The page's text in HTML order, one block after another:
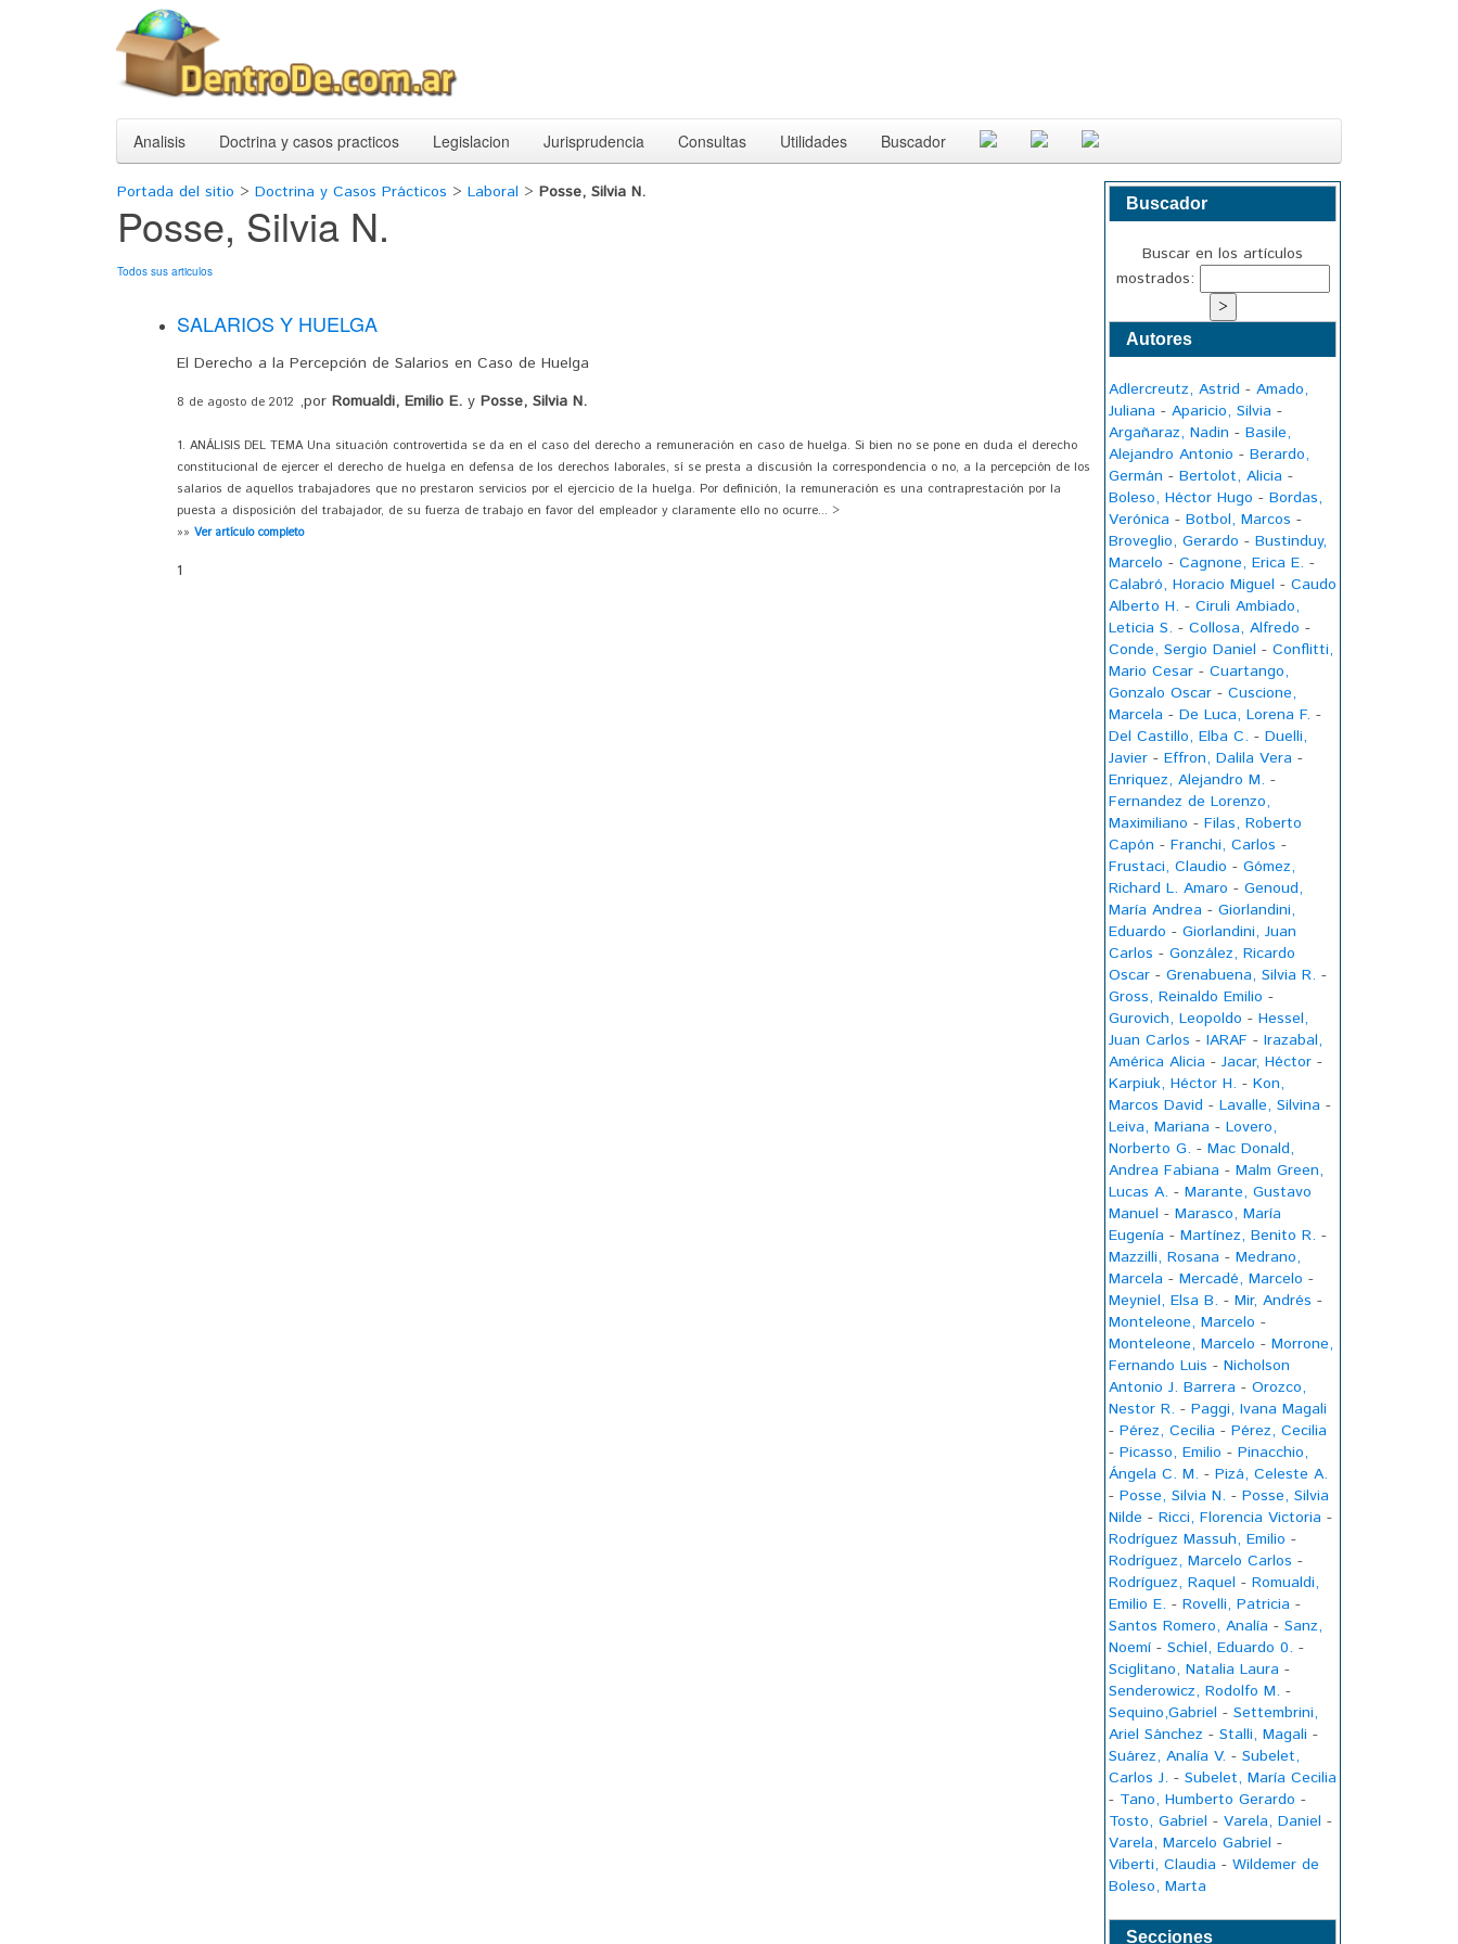
Analisis Doctrina y casos practicos Legislacion Jurisprudencia Consultas Utilidades Buscador
Portada del sitio > Doctrina y Casos Prácticos > Laboral > Posse, Silvia N.
Posse, Silvia N.
Todos sus articulos
SALARIOS Y HUELGA
El Derecho a la Percepción de Salarios en Caso de Huelga
8 de agosto de 2012 ,por Romualdi, Emilio E. y Posse, Silvia N.
1. ANÁLISIS DEL TEMA Una situación controvertida se da en el caso del derecho a remuneración en caso de huelga. Si bien no se pone en duda el derecho
constitucional de ejercer el derecho de huelga en defensa de los derechos laborales, sí se presta a discusión la correspondencia o no, a la percepción de los
salarios de aquellos trabajadores que no prestaron servicios por el ejercicio de la huelga. Por definición, la remuneración es una contraprestación por la
puesta a disposición del trabajador, de su fuerza de trabajo en favor del empleador y claramente ello no ocurre... >
»» Ver artículo completo
1
Buscador
Buscar en los artículos
mostrados:
Autores
Adlercreutz, Astrid - Amado,
Juliana - Aparicio, Silvia -
Argañaraz, Nadin - Basile,
Alejandro Antonio - Berardo,
Germán - Bertolot, Alicia -
Boleso, Héctor Hugo - Bordas,
Verónica - Botbol, Marcos -
Broveglio, Gerardo - Bustinduy,
Marcelo - Cagnone, Erica E. -
Calabró, Horacio Miguel - Caudo
Alberto H. - Ciruli Ambiado,
Leticia S. - Collosa, Alfredo -
Conde, Sergio Daniel - Conflitti,
Mario Cesar - Cuartango,
Gonzalo Oscar - Cuscione,
Marcela - De Luca, Lorena F. -
Del Castillo, Elba C. - Duelli,
Javier - Effron, Dalila Vera -
Enriquez, Alejandro M. -
Fernandez de Lorenzo,
Maximiliano - Filas, Roberto
Capón - Franchi, Carlos -
Frustaci, Claudio - Gómez,
Richard L. Amaro - Genoud,
María Andrea - Giorlandini,
Eduardo - Giorlandini, Juan
Carlos - González, Ricardo
Oscar - Grenabuena, Silvia R. -
Gross, Reinaldo Emilio -
Gurovich, Leopoldo - Hessel,
Juan Carlos - IARAF - Irazabal,
América Alicia - Jacar, Héctor -
Karpiuk, Héctor H. - Kon,
Marcos David - Lavalle, Silvina -
Leiva, Mariana - Lovero,
Norberto G. - Mac Donald,
Andrea Fabiana - Malm Green,
Lucas A. - Marante, Gustavo
Manuel - Marasco, María
Eugenía - Martínez, Benito R. -
Mazzilli, Rosana - Medrano,
Marcela - Mercadé, Marcelo -
Meyniel, Elsa B. - Mir, Andrés -
Monteleone, Marcelo -
Monteleone, Marcelo - Morrone,
Fernando Luis - Nicholson
Antonio J. Barrera - Orozco,
Nestor R. - Paggi, Ivana Magali
- Pérez, Cecilia - Pérez, Cecilia
- Picasso, Emilio - Pinacchio,
Ángela C. M. - Pizá, Celeste A.
- Posse, Silvia N. - Posse, Silvia
Nilde - Ricci, Florencia Victoria -
Rodríguez Massuh, Emilio -
Rodríguez, Marcelo Carlos -
Rodríguez, Raquel - Romualdi,
Emilio E. - Rovelli, Patricia -
Santos Romero, Analía - Sanz,
Noemí - Schiel, Eduardo 0. -
Sciglitano, Natalia Laura -
Senderowicz, Rodolfo M. -
Sequino,Gabriel - Settembrini,
Ariel Sánchez - Stalli, Magali -
Suárez, Analía V. - Subelet,
Carlos J. - Subelet, María Cecilia
- Tano, Humberto Gerardo -
Tosto, Gabriel - Varela, Daniel -
Varela, Marcelo Gabriel -
Viberti, Claudia - Wildemer de
Boleso, Marta
Secciones